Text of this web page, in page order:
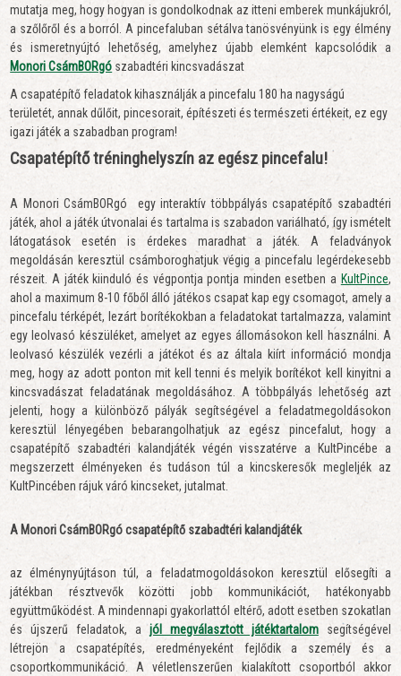
mutatja meg, hogy hogyan is gondolkodnak az itteni emberek munkájukról,
a szőlőről és a borról. A pincefaluban sétálva tanösvényünk is egy élmény
és ismeretnyújtó lehetőség, amelyhez újabb elemként kapcsolódik a
Monori CsámBORgó szabadtéri kincsvadászat
A csapatépítő feladatok kihasználják a pincefalu 180 ha nagyságú
területét, annak dűlőit, pincesorait, építészeti és természeti értékeit, ez egy
igazi játék a szabadban program!
Csapatépítő tréninghelyszín az egész pincefalu!
A Monori CsámBORgó egy interaktív többpályás csapatépítő szabadtéri
játék, ahol a játék útvonalai és tartalma is szabadon variálható, így ismételt
látogatások esetén is érdekes maradhat a játék. A feladványok
megoldásán keresztül csámboroghatjuk végig a pincefalu legérdekesebb
részeit. A játék kiinduló és végpontja pontja minden esetben a KultPince,
ahol a maximum 8-10 főből álló játékos csapat kap egy csomagot, amely a
pincefalu térképét, lezárt borítékokban a feladatokat tartalmazza, valamint
egy leolvasó készüléket, amelyet az egyes állomásokon kell használni. A
leolvasó készülék vezérli a játékot és az általa kiírt információ mondja
meg, hogy az adott ponton mit kell tenni és melyik borítékot kell kinyitni a
kincsvadászat feladatának megoldásához. A többpályás lehetőség azt
jelenti, hogy a különböző pályák segítségével a feladatmegoldásokon
keresztül lényegében bebarangolhatjuk az egész pincefalut, hogy a
csapatépítő szabadtéri kalandjáték végén visszatérve a KultPincébe a
megszerzett élményeken és tudáson túl a kincskeresők megleljék az
KultPincében rájuk váró kincseket, jutalmat.
A Monori CsámBORgó csapatépítő szabadtéri kalandjáték
az élménynyújtáson túl, a feladatmogoldásokon keresztül elősegíti a
játékban résztvevők közötti jobb kommunikációt, hatékonyabb
együttműködést. A mindennapi gyakorlattól eltérő, adott esetben szokatlan
és újszerű feladatok, ajól megválasztott játéktartalomsegítségével
létrejön a csapatépítés, eredményeként fejlődik a személy és a
csoportkommunikáció. A véletlenszerűen kialakított csoportból akkor